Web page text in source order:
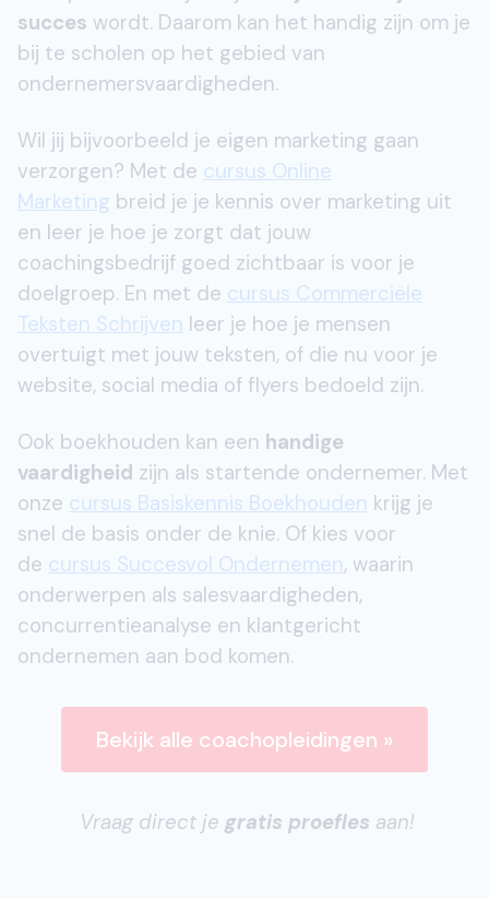
succes wordt. Daarom kan het handig zijn om je
bij te scholen op het gebied van
ondernemersvaardigheden.
Wil jij bijvoorbeeld je eigen marketing gaan
verzorgen? Met de cursus Online
Marketing breid je je kennis over marketing uit
en leer je hoe je zorgt dat jouw
coachingsbedrijf goed zichtbaar is voor je
doelgroep. En met de cursus Commerciële
Teksten Schrijven leer je hoe je mensen
overtuigt met jouw teksten, of die nu voor je
website, social media of flyers bedoeld zijn.
Ook boekhouden kan een handige
vaardigheid zijn als startende ondernemer. Met
onze cursus Basiskennis Boekhouden krijg je
snel de basis onder de knie. Of kies voor
de cursus Succesvol Ondernemen, waarin
onderwerpen als salesvaardigheden,
concurrentieanalyse en klantgericht
ondernemen aan bod komen.
Bekijk alle coachopleidingen »
Vraag direct je gratis proefles aan!